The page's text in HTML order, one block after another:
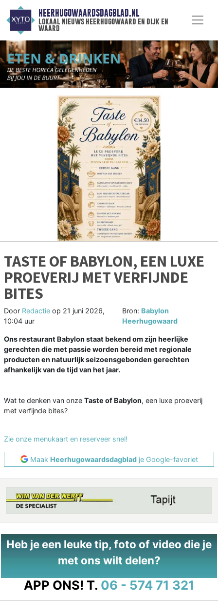
HEERHUGOWAARDSDAGBLAD.NL
lokaal nieuws heerhugowaard en dijk en
waard
TASTE OF BABYLON, EEN LUXE
PROEVERIJ MET VERFIJNDE
BITES
Door Redactie op 21 juni 2026,
10:04 uur
Bron: Babylon
Heerhugowaard
Ons restaurant Babylon staat bekend om zijn heerlijke
gerechten die met passie worden bereid met regionale
producten en natuurlijk seizoensgebonden gerechten
afhankelijk van de tijd van het jaar.
Wat te denken van onze Taste of Babylon, een luxe proeverij
met verfijnde bites?
Zie onze menukaart en reserveer snel!
Maak Heerhugowaardsdagbladje Google-favoriet
Heb je een leuke tip, foto of video die je
met ons wilt delen?
APP ONS! T. 06 - 574 71 321